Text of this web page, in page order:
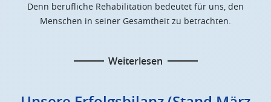
Denn berufliche Rehabilitation bedeutet für uns, den
Menschen in seiner Gesamtheit zu betrachten.
Weiterlesen